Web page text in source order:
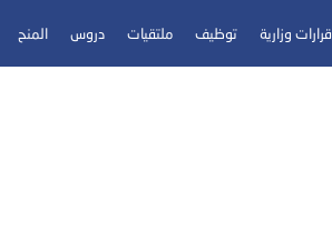
قرارات وزارية توظيف ملتقيات دروس المنح